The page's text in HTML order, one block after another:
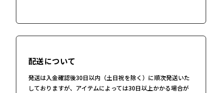
配送について
発送は入金確認後30日以内（土日祝を除く）に順次発送いた
しておりますが、アイテムによっては30日以上かかる場合が